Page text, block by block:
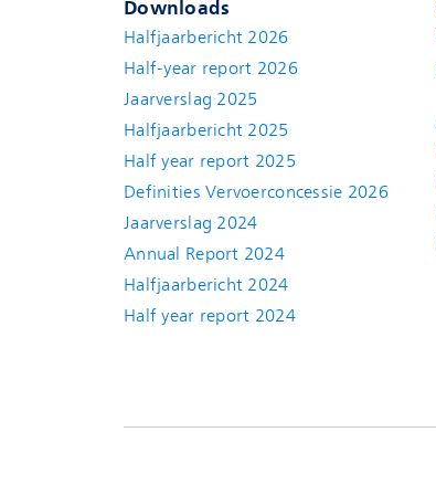
Downloads
Halfjaarbericht 2026
Half-year report 2026
Jaarverslag 2025
Halfjaarbericht 2025
Half year report 2025
Definities Vervoerconcessie 2026
Jaarverslag 2024
Annual Report 2024
Halfjaarbericht 2024
Half year report 2024(new window)